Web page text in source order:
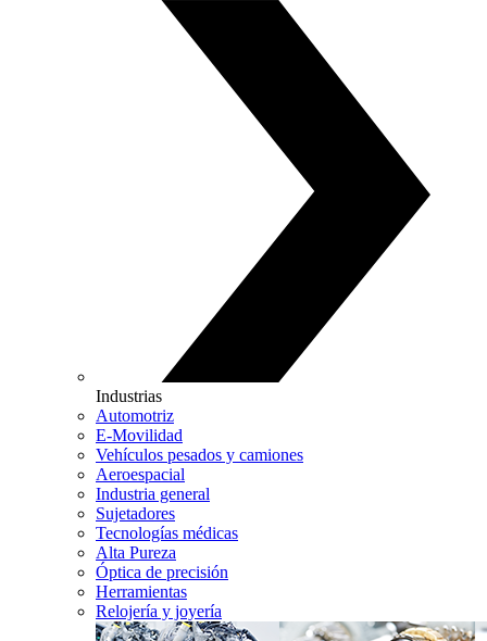
Industrias
Automotriz
E-Movilidad
Vehículos pesados y camiones
Aeroespacial
Industria general
Sujetadores
Tecnologías médicas
Alta Pureza
Óptica de precisión
Herramientas
Relojería y joyería